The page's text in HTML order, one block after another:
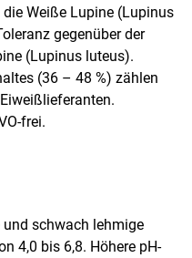
Weiße Lupine (Lupinus
gegenüber der
(Lupinus luteus).
(36 – 48 %) zählen
frei.
schwach lehmige
4,0 bis 6,8. Höhere pH-